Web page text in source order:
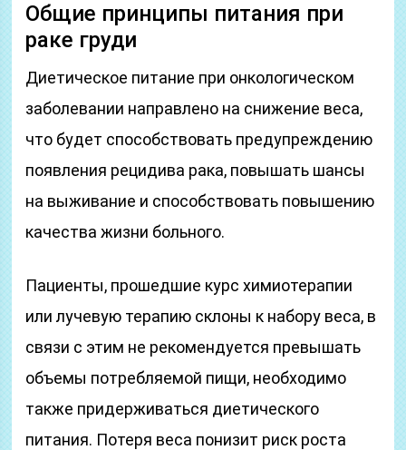
Общие принципы питания при
раке груди
Диетическое питание при онкологическом
заболевании направлено на снижение веса,
что будет способствовать предупреждению
появления рецидива рака, повышать шансы
на выживание и способствовать повышению
качества жизни больного.
Пациенты, прошедшие курс химиотерапии
или лучевую терапию склоны к набору веса, в
связи с этим не рекомендуется превышать
объемы потребляемой пищи, необходимо
также придерживаться диетического
питания. Потеря веса понизит риск роста